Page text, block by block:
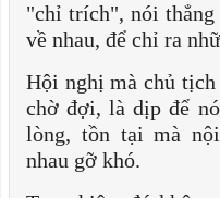
"chỉ trích", nói thẳng
về nhau, để chỉ ra
Hội nghị mà chủ
chờ đợi, là dịp để
lòng, tồn tại mà
nhau gỡ khó.